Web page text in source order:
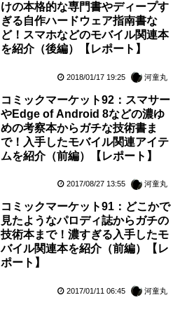
けの本格的な専門書やディープす
ぎる自作ハードウェア指南書な
ど！スマホなどのモバイル関連本
を紹介（後編）【レポート】
2018/01/17 19:25 河童丸
コミックマーケット92：スマサー
やEdge of Android 8などの濃ゆ
めの考察本からガチな技術書ま
で！入手したモバイル関連アイテ
ムを紹介（前編）【レポート】
2017/08/27 13:55 河童丸
コミックマーケット91：どこかで
見たようなパロディ誌からガチの
技術本まで！濃すぎる入手したモ
バイル関連本を紹介（前編）【レ
ポート】
2017/01/11 06:45 河童丸